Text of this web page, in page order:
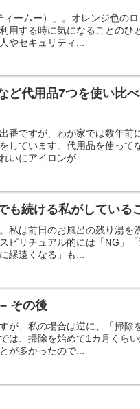
ームー）」。オレンジ色の
用する時に気になることのひ
やセキュリティ...
ど代用品7つを使い比
番ですが、わが家では数年前
しています。代用品を使って
いにアイロンが...
も続ける私がしている
私は前日のお風呂の残り湯を
ピリチュアル的には「NG」
縁遠くなる」も...
掃除で運は上がるのか下がるのか試してみた – その後
が、私の場合は逆に、「掃除
は、掃除を始めて1カ月くら
が多かったので...